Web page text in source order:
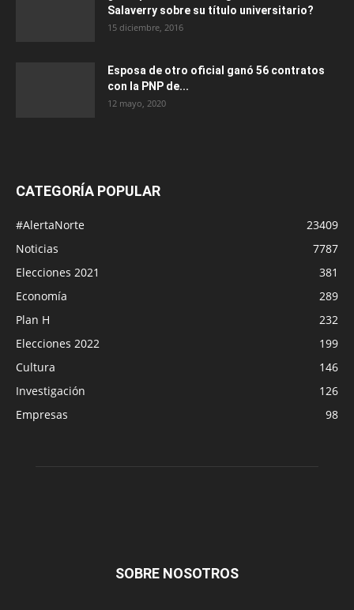
Salaverry sobre su título universitario?
15 diciembre, 2016
Esposa de otro oficial ganó 56 contratos
con la PNP de...
12 mayo, 2020
CATEGORÍA POPULAR
#AlertaNorte
23409
Noticias
7787
Elecciones 2021
381
Economía
289
Plan H
232
Elecciones 2022
199
Cultura
146
Investigación
126
Empresas
98
SOBRE NOSOTROS